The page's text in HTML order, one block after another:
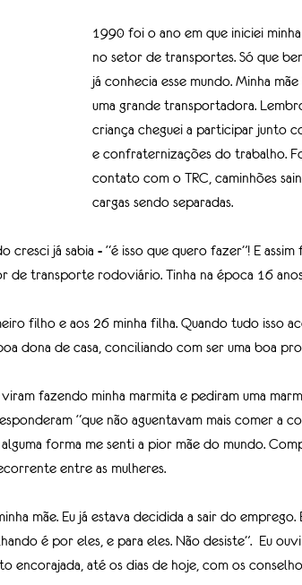
1990 foi o ano em que iniciei
no setor de transportes. Só que
já conhecia esse mundo. Minha
uma grande transportadora.
criança cheguei a participar junto
e confraternizações do trabalho.
contato com o TRC, caminhões
cargas sendo separadas.
já sabia - “é isso que quero fazer”! E assim
de transporte rodoviário. Tinha na época 16
filho e aos 26 minha filha. Quando tudo isso
dona de casa, conciliando com ser uma boa
fazendo minha marmita e pediram uma
“que não aguentavam mais comer a
forma me senti a pior mãe do mundo.
entre as mulheres.
mãe. Eu já estava decidida a sair do emprego.
é por eles, e para eles. Não desiste”.  Eu
encorajada, até os dias de hoje, com os